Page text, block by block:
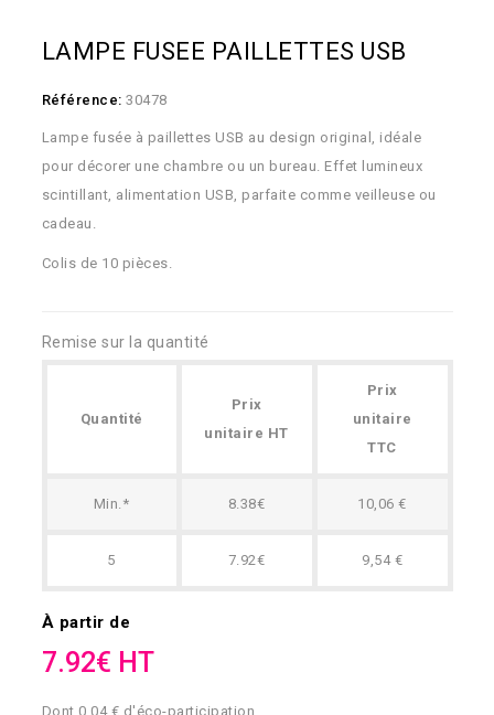
LAMPE FUSEE PAILLETTES USB
Référence: 30478
Lampe fusée à paillettes USB au design original, idéale
pour décorer une chambre ou un bureau. Effet lumineux
scintillant, alimentation USB, parfaite comme veilleuse ou
cadeau.
Colis de 10 pièces.
Remise sur la quantité
Quantité
Prix
unitaire HT
Prix
unitaire
TTC
Min.* 8.38€ 10,06 €
5 7.92€ 9,54 €
À partir de
7.92€ HT
Dont 0,04 € d'éco-participation